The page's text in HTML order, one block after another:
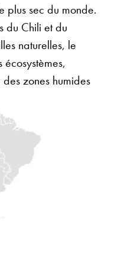
plus sec du monde.
du Chili et du
naturelles, le
zones humides